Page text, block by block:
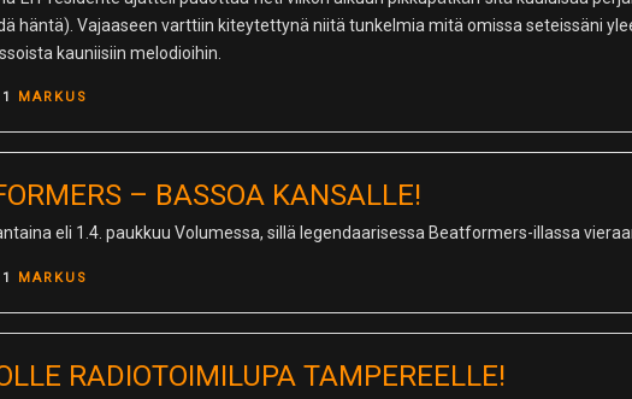
häntä). Vajaaseen varttiin kiteytettynä niitä tunkelmia mitä omissa seteissäni
kauniisiin melodioihin.
MARKUS
– BASSOA KANSALLE!
eli 1.4. paukkuu Volumessa, sillä legendaarisessa Beatformers-illassa
MARKUS
RADIOTOIMILUPA TAMPEREELLE!